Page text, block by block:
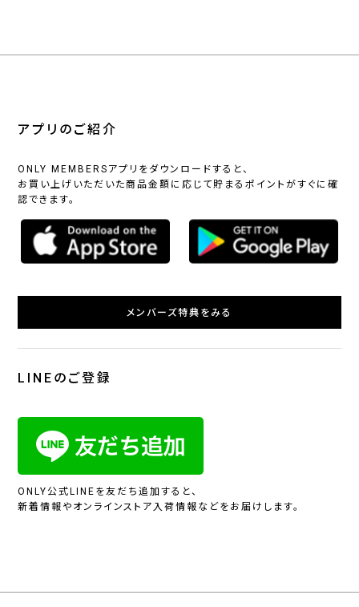
アプリのご紹介
ONLY MEMBERSアプリをダウンロードすると、
お買い上げいただいた商品金額に応じて貯まるポイントがすぐに確
認できます。
メンバーズ特典をみる
LINEのご登録
ONLY公式LINEを友だち追加すると、
新着情報やオンラインストア入荷情報などをお届けします。